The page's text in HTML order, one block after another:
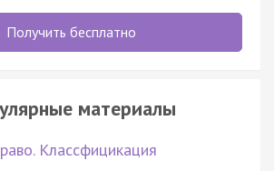
Получить бесплатно
материалы
Классфицикация